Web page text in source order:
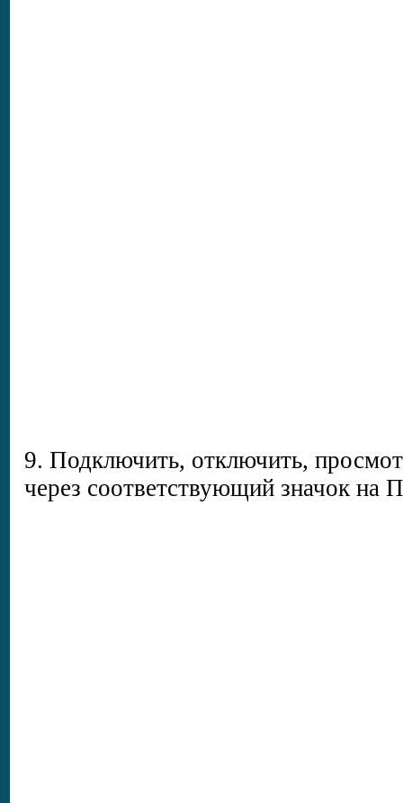
9. Подключить, отключить,
через соответствующий значок на